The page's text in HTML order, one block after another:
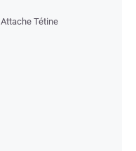
Attache Tétine